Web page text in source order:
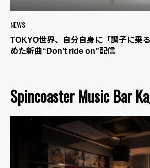
NEWS
TOKYO世界、自分自身に「調子に乗
めた新曲“Don’t ride on”配信
Spincoaster Music Bar